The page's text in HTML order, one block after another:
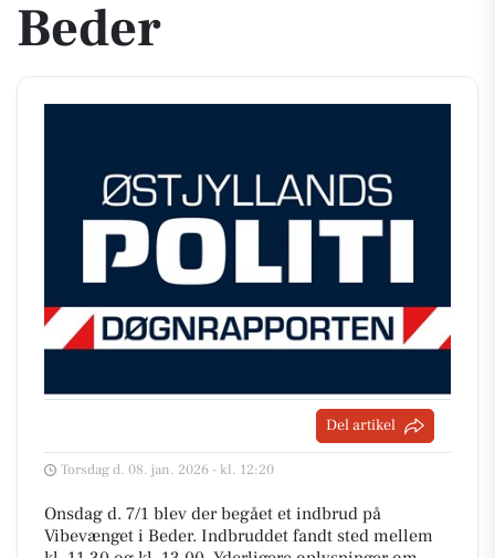
Beder
Del artikel
Torsdag d. 08. jan. 2026 - kl. 12:20
Onsdag d. 7/1 blev der begået et indbrud på
Vibevænget i Beder. Indbruddet fandt sted mellem